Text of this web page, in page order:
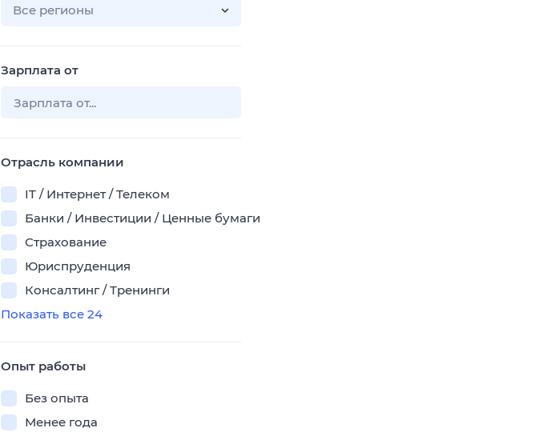
Все регионы
Зарплата от
Отрасль компании
IT / Интернет / Телеком
Банки / Инвестиции / Ценные бумаги
Страхование
Юриспруденция
Консалтинг / Тренинги
Показать все 24
Опыт работы
Без опыта
Менее года